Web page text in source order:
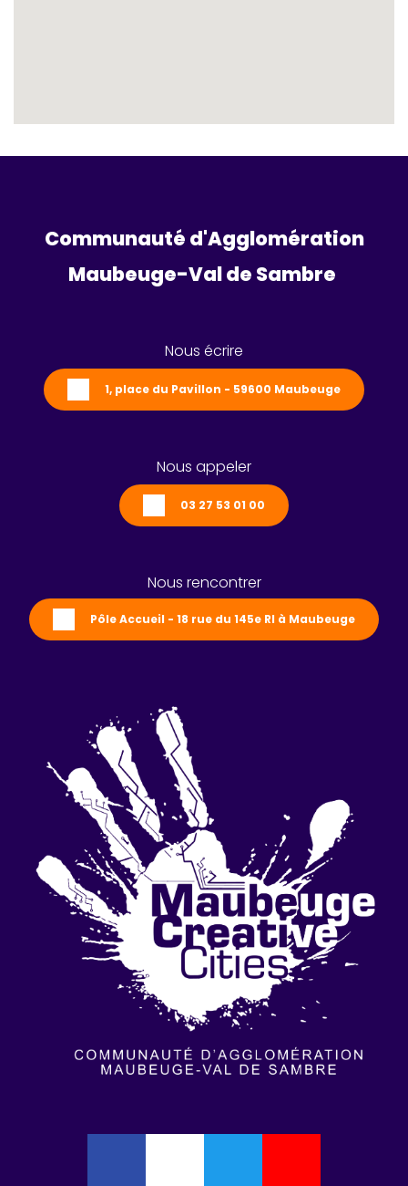
Communauté d'Agglomération
Maubeuge-Val de Sambre
Nous écrire
1, place du Pavillon - 59600 Maubeuge
Nous appeler
03 27 53 01 00
Nous rencontrer
Pôle Accueil - 18 rue du 145e RI à Maubeuge